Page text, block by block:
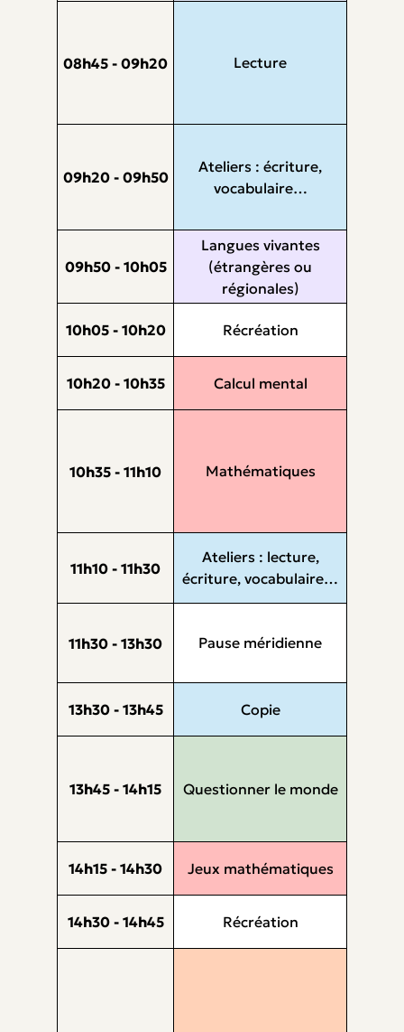
08h45 - 09h20 Lecture
09h20 - 09h50
Ateliers : écriture,
vocabulaire…
09h50 - 10h05
Langues vivantes
(étrangères ou
régionales)
10h05 - 10h20 Récréation
10h20 - 10h35 Calcul mental
10h35 - 11h10 Mathématiques
11h10 - 11h30
Ateliers : lecture,
écriture, vocabulaire…
11h30 - 13h30 Pause méridienne
13h30 - 13h45 Copie
13h45 - 14h15 Questionner le monde
14h15 - 14h30 Jeux mathématiques
14h30 - 14h45 Récréation